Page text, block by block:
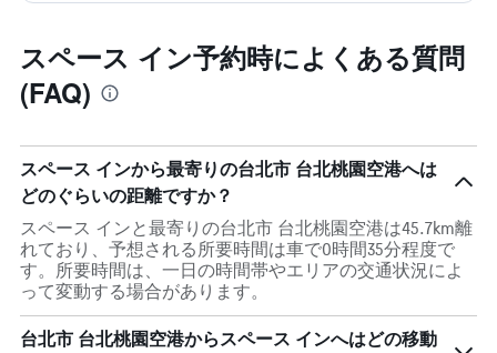
スペース イン予約時によくある質問
(FAQ)
スペース インから最寄りの台北市 台北桃園空港へは
どのぐらいの距離ですか？
スペース インと最寄りの台北市 台北桃園空港は45.7km離
れており、予想される所要時間は車で0時間35分程度で
す。所要時間は、一日の時間帯やエリアの交通状況によ
って変動する場合があります。
台北市 台北桃園空港からスペース インへはどの移動